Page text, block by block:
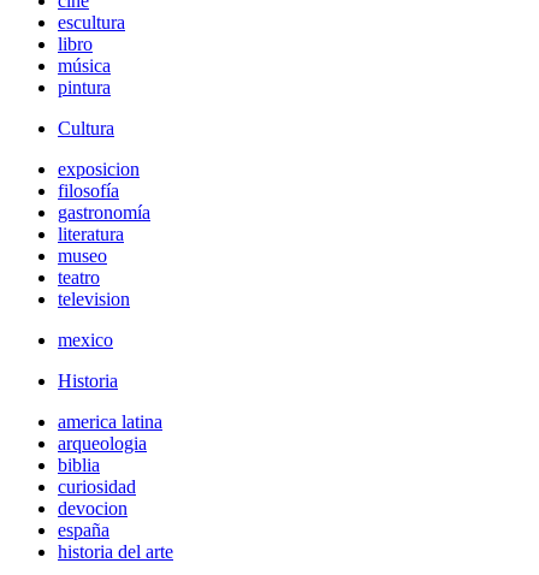
escultura
libro
música
pintura
Cultura
exposicion
filosofía
gastronomía
literatura
museo
teatro
television
mexico
Historia
america latina
arqueologia
biblia
curiosidad
devocion
españa
historia del arte